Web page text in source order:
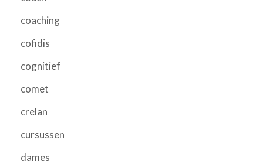
coaching
cofidis
cognitief
comet
crelan
cursussen
dames